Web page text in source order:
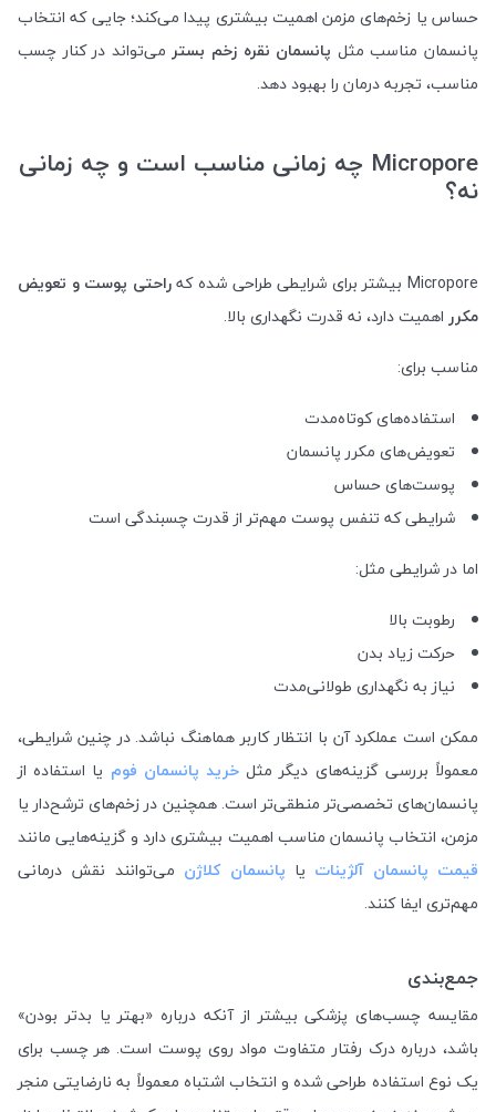
حساس یا زخم‌های مزمن اهمیت بیشتری پیدا می‌کند؛ جایی که انتخاب
پانسمان مناسب مثل پانسمان نقره زخم بسترمی‌تواند در کنار چسب
مناسب، تجربه درمان را بهبود دهد.
Micropore چه زمانی مناسب است و چه زمانی
نه؟
Micropore بیشتر برای شرایطی طراحی شده که
راحتی پوست و تعویض
مکرر اهمیت دارد، نه قدرت نگهداری بالا.
مناسب برای:
استفاده‌های کوتاه‌مدت
تعویض‌های مکرر پانسمان
پوست‌های حساس
شرایطی که تنفس پوست مهم‌تر از قدرت چسبندگی است
اما در شرایطی مثل:
رطوبت بالا
حرکت زیاد بدن
نیاز به نگهداری طولانی‌مدت
ممکن است عملکرد آن با انتظار کاربر هماهنگ نباشد. در چنین شرایطی،
معمولاً بررسی گزینه‌های دیگر مثل خرید پانسمان فوم یا استفاده از
پانسمان‌های تخصصی‌تر منطقی‌تر است. همچنین در زخم‌های ترشح‌دار یا
مزمن، انتخاب پانسمان مناسب اهمیت بیشتری دارد و گزینه‌هایی مانند
قیمت پانسمان آلژینات یا پانسمان کلاژن می‌توانند نقش درمانی
مهم‌تری ایفا کنند.
جمع‌بندی
مقایسه چسب‌های پزشکی بیشتر از آنکه درباره «بهتر یا بدتر بودن»
باشد، درباره درک رفتار متفاوت مواد روی پوست است. هر چسب برای
یک نوع استفاده طراحی شده و انتخاب اشتباه معمولاً به نارضایتی منجر